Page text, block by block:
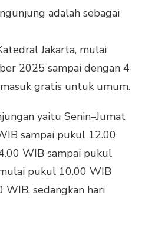
adalah sebagai
Jakarta, mulai
2025 sampai dengan 4
gratis untuk umum.
yaitu Senin–Jumat
sampai pukul 12.00
WIB sampai pukul
pukul 10.00 WIB
WIB, sedangkan hari